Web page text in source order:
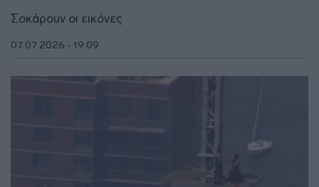
Σοκάρουν οι εικόνες
07.07.2026 - 19:09